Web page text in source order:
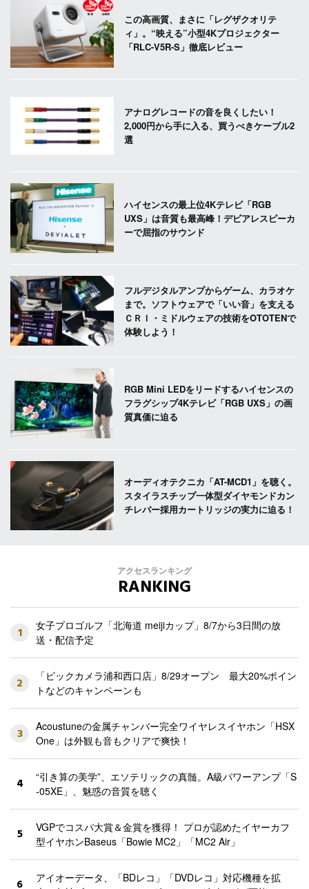
この高画質、まさに「レグザクオリテ
ィ」。“映える”小型4Kプロジェクター
「RLC-V5R-S」徹底レビュー
アナログレコードの音を良くしたい！
2,000円から手に入る、買うべきケーブル2
選
ハイセンスの最上位4Kテレビ「RGB
UXS」は音質も最高峰！デビアレスピーカ
ーで屈指のサウンド
フルデジタルアンプからゲーム、カラオケ
まで。ソフトウェアで「いい音」を支える
ＣＲＩ・ミドルウェアの技術をOTOTENで
体験しよう！
RGB Mini LEDをリードするハイセンスの
フラグシップ4Kテレビ「RGB UXS」の画
質真価に迫る
オーディオテクニカ「AT-MCD1」を聴く。
スタイラスチップ一体型ダイヤモンドカン
チレバー採用カートリッジの実力に迫る！
アクセスランキング
RANKING
1
女子プロゴルフ「北海道 meijiカップ」8/7から3日間の放
送・配信予定
2
「ビックカメラ浦和西口店」8/29オープン 最大20%ポイン
トなどのキャンペーンも
3
Acoustuneの金属チャンバー完全ワイヤレスイヤホン「HSX
One」は外観も音もクリアで爽快！
4
“引き算の美学”、エソテリックの真髄。A級パワーアンプ「S
-05XE」、魅惑の音質を聴く
5
VGPでコスパ大賞＆金賞を獲得！ プロが認めたイヤーカフ
型イヤホンBaseus「Bowie MC2」「MC2 Air」
6
アイオーデータ、「BDレコ」「DVDレコ」対応機種を拡